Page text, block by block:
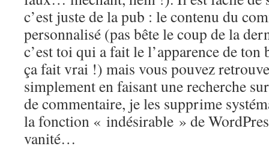
c’est juste de la pub : le contenu du
personnalisé (pas bête le coup de la
c’est toi qui a fait le l’apparence de
ça fait vrai !) mais vous pouvez
simplement en faisant une recherche
de commentaire, je les supprime
la fonction « indésirable » de
vanité…